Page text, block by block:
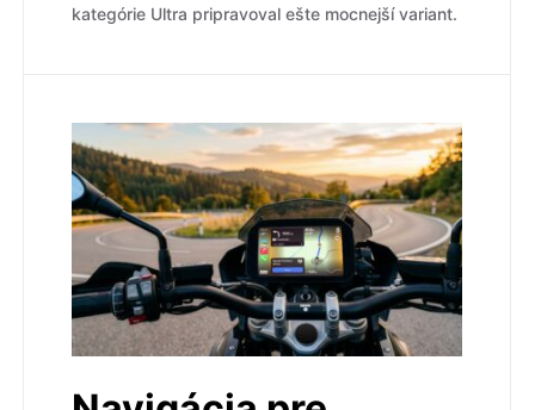
kategórie Ultra pripravoval ešte mocnejší variant.